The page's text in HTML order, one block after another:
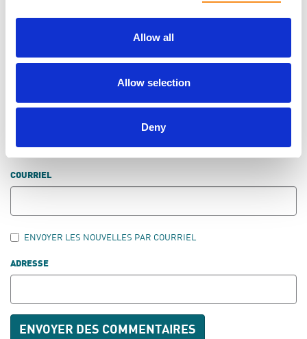
Allow all
Allow selection
Deny
COURRIEL
ENVOYER LES NOUVELLES PAR COURRIEL
ADRESSE